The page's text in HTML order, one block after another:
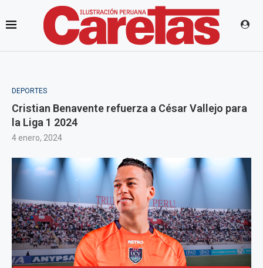
DEPORTES
Cristian Benavente refuerza a César Vallejo para
la Liga 1 2024
4 enero, 2024